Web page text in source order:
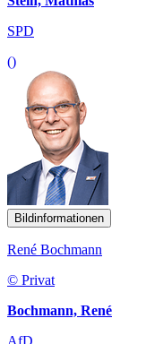
SPD
()
Bildinformationen
René Bochmann
© Privat
Bochmann, René
AfD